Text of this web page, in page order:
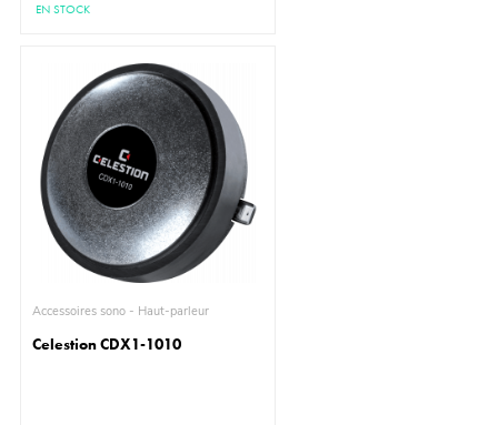
EN STOCK
Accessoires sono - Haut-parleur
Celestion CDX1-1010